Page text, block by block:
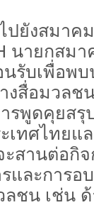
ยังสมาค
นายกสม
รับเพื่อพ
งสื่อมวลช
รพูดคุยสรุ
ทศไทยแ
สานต่อกิ
และการ
ชน เช่น